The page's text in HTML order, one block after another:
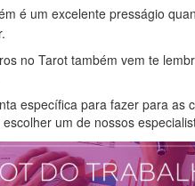
é um excelente presságio
no Tarot também vem te
específica para fazer para as
um de nossos